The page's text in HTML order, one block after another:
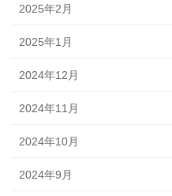
2025年2月
2025年1月
2024年12月
2024年11月
2024年10月
2024年9月